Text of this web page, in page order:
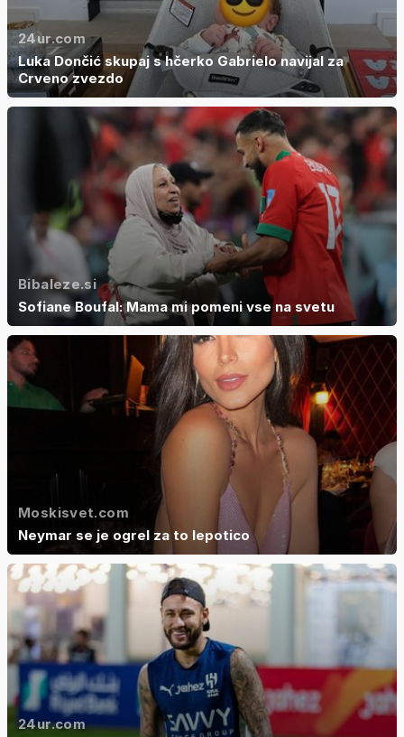
24ur.com
Luka Dončić skupaj s hčerko Gabrielo navijal za
Crveno zvezdo
Bibaleze.si
Sofiane Boufal: Mama mi pomeni vse na svetu
Moskisvet.com
Neymar se je ogrel za to lepotico
24ur.com